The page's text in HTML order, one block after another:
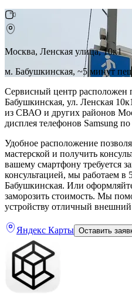
Москва, Ленская улица, 10к1
м. Бабушкинская, ~5 минут
Сервисный центр расположен
Бабушкинская, ул. Ленская
из СВАО и других районов
дисплея телефонов Samsung
Удобное расположение
мастерской и получить
вашему смартфону требуется
консультацией, мы работаем в
Бабушкинская. Или
заморозить стоимость. Мы
устройству отличный
Яндекс Карты Оставить